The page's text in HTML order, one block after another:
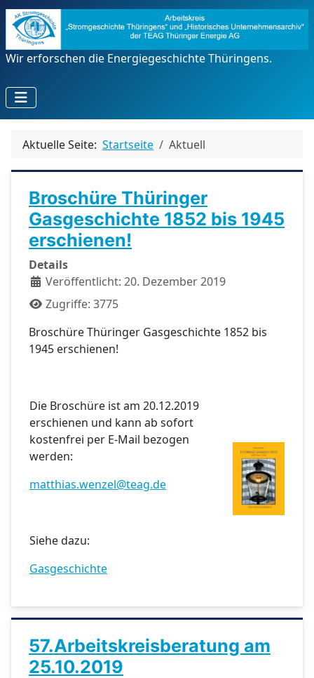
Wir erforschen die Energiegeschichte Thüringens.
Aktuelle Seite: Startseite Aktuell
Broschüre Thüringer
Gasgeschichte 1852 bis 1945
erschienen!
Details
Veröffentlicht: 20. Dezember 2019
Zugriffe: 3775
Broschüre Thüringer Gasgeschichte 1852 bis
1945 erschienen!
Die Broschüre ist am 20.12.2019
erschienen und kann ab sofort
kostenfrei per E-Mail bezogen
werden:
matthias.wenzel@teag.de
Siehe dazu:
Gasgeschichte
57.Arbeitskreisberatung am
25.10.2019